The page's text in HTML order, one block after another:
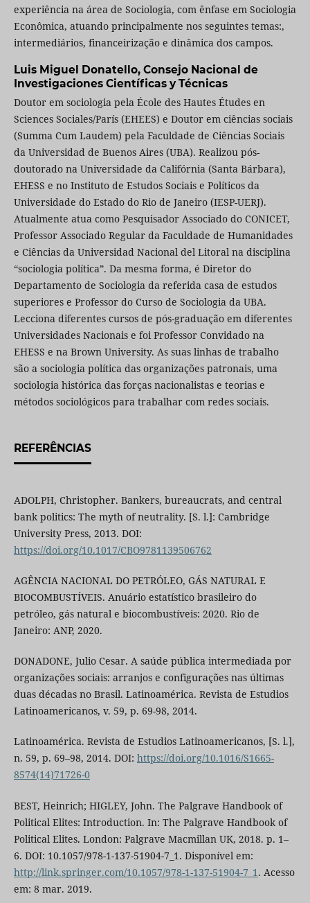
experiência na área de Sociologia, com ênfase em Sociologia
Econômica, atuando principalmente nos seguintes temas:,
intermediários, financeirização e dinâmica dos campos.
Luis Miguel Donatello, Consejo Nacional de
Investigaciones Científicas y Técnicas
Doutor em sociologia pela École des Hautes Études en
Sciences Sociales/París (EHEES) e Doutor em ciências sociais
(Summa Cum Laudem) pela Faculdade de Ciências Sociais
da Universidad de Buenos Aires (UBA). Realizou pós-
doutorado na Universidade da Califórnia (Santa Bárbara),
EHESS e no Instituto de Estudos Sociais e Políticos da
Universidade do Estado do Rio de Janeiro (IESP-UERJ).
Atualmente atua como Pesquisador Associado do CONICET,
Professor Associado Regular da Faculdade de Humanidades
e Ciências da Universidad Nacional del Litoral na disciplina
“sociologia política”. Da mesma forma, é Diretor do
Departamento de Sociologia da referida casa de estudos
superiores e Professor do Curso de Sociologia da UBA.
Lecciona diferentes cursos de pós-graduação em diferentes
Universidades Nacionais e foi Professor Convidado na
EHESS e na Brown University. As suas linhas de trabalho
são a sociologia política das organizações patronais, uma
sociologia histórica das forças nacionalistas e teorias e
métodos sociológicos para trabalhar com redes sociais.
REFERÊNCIAS
ADOLPH, Christopher. Bankers, bureaucrats, and central
bank politics: The myth of neutrality. [S. l.]: Cambridge
University Press, 2013. DOI:
https://doi.org/10.1017/CBO9781139506762
AGÊNCIA NACIONAL DO PETRÓLEO, GÁS NATURAL E
BIOCOMBUSTÍVEIS. Anuário estatístico brasileiro do
petróleo, gás natural e biocombustíveis: 2020. Rio de
Janeiro: ANP, 2020.
DONADONE, Julio Cesar. A saúde pública intermediada por
organizações sociais: arranjos e configurações nas últimas
duas décadas no Brasil. Latinoamérica. Revista de Estudios
Latinoamericanos, v. 59, p. 69-98, 2014.
Latinoamérica. Revista de Estudios Latinoamericanos, [S. l.],
n. 59, p. 69–98, 2014. DOI: https://doi.org/10.1016/S1665-
8574(14)71726-0
BEST, Heinrich; HIGLEY, John. The Palgrave Handbook of
Political Elites: Introduction. In: The Palgrave Handbook of
Political Elites. London: Palgrave Macmillan UK, 2018. p. 1–
6. DOI: 10.1057/978-1-137-51904-7_1. Disponível em:
http://link.springer.com/10.1057/978-1-137-51904-7_1 . Acesso
em: 8 mar. 2019.